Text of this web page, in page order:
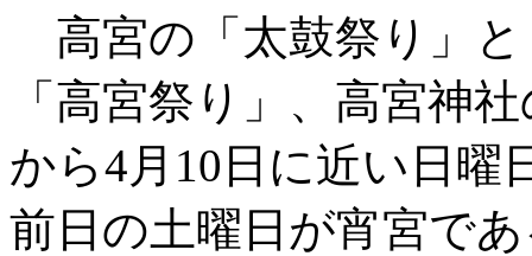
高宮の「太鼓祭り」
「高宮祭り」、高宮神
から4月10日に近い日曜
前日の土曜日が宵宮で